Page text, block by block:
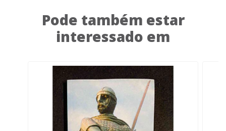
Pode também estar
interessado em